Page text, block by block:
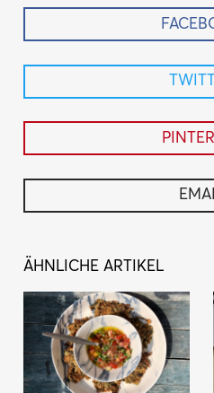
ÄHNLICHE ARTIKEL